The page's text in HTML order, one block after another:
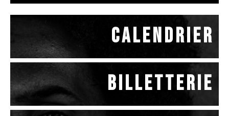
Calendrier
Billetterie